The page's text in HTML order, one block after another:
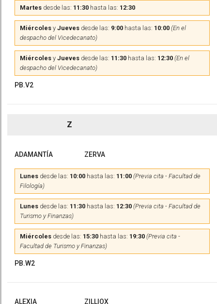
Martes desde las: 11:30 hasta las: 12:30
Miércoles y Jueves desde las: 9:00 hasta las: 10:00 (En el
despacho del Vicedecanato)
Miércoles y Jueves desde las: 11:30 hasta las: 12:30 (En el
despacho del Vicedecanato)
PB.V2
Z
ADAMANTÍA ZERVA
Lunes desde las: 10:00 hasta las: 11:00 (Previa cita - Facultad de
Filología)
Lunes desde las: 11:30 hasta las: 12:30 (Previa cita - Facultad de
Turismo y Finanzas)
Miércoles desde las: 15:30 hasta las: 19:30 (Previa cita -
Facultad de Turismo y Finanzas)
PB.W2
ALEXIA ZILLIOX